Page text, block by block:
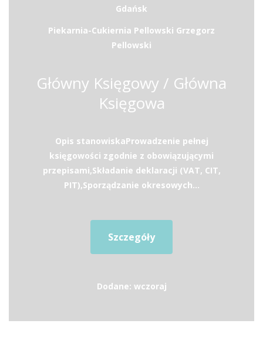
Gdańsk
Piekarnia-Cukiernia Pellowski Grzegorz
Pellowski
Główny Księgowy / Główna
Księgowa
Opis stanowiskaProwadzenie pełnej
księgowości zgodnie z obowiązującymi
przepisami,Składanie deklaracji (VAT, CIT,
PIT),Sporządzanie okresowych...
Szczegóły
Dodane: wczoraj